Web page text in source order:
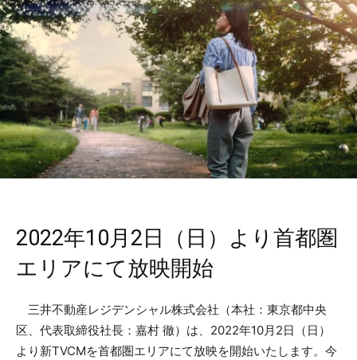
2022年10月2日（日）より首都圏
エリアにて放映開始
三井不動産レジデンシャル株式会社（本社：東京都中央
区、代表取締役社長：嘉村 徹）は、2022年10月2日（日）
より新TVCMを首都圏エリアにて放映を開始いたします。今